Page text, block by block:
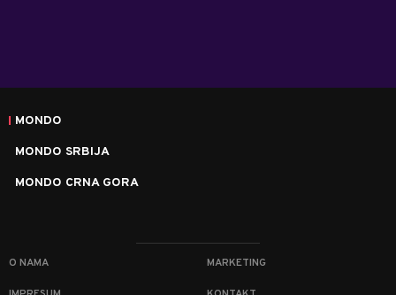
MONDO
MONDO SRBIJA
MONDO CRNA GORA
O NAMA MARKETING